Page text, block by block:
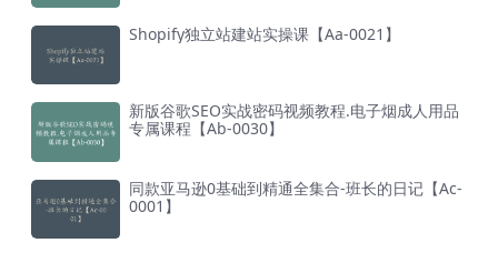
Shopify独立站建站实操课【Aa-0021】
新版谷歌SEO实战密码视频教程.电子烟成人用品
专属课程【Ab-0030】
同款亚马逊0基础到精通全集合-班长的日记【Ac-
0001】